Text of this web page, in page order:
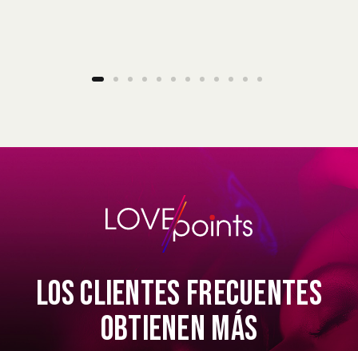
LOSCLIENTES FRECUENTES
OBTIENEN MÁS